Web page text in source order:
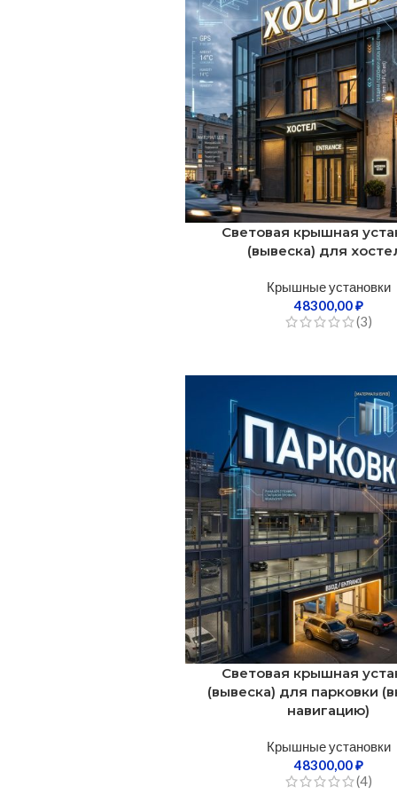
Световая крышная
(вывеска) для
Крышные установки
48300,00₽
(3)
Световая крышная
(вывеска) для парковки
навигацию)
Крышные установки
48300,00₽
(4)